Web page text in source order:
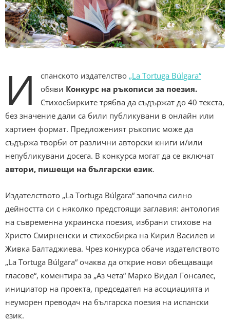
И спанското издателство „La Tortuga Búlgara“
обяви Конкурс на ръкописи за поезия.
Стихосбирките трябва да съдържат до 40 текста,
без значение дали са били публикувани в онлайн или
хартиен формат. Предложеният ръкопис може да
съдържа творби от различни авторски книги и/или
непубликувани досега. В конкурса могат да се включат
автори, пишещи на български език.
Издателството „La Tortuga Búlgara“ започва силно
дейността си с няколко предстоящи заглавия: антология
на съвременна украинска поезия, избрани стихове на
Христо Смирненски и стихосбирка на Кирил Василев и
Живка Балтаджиева. Чрез конкурса обаче издателството
„La Tortuga Búlgara“ очаква да открие нови обещаващи
гласове“, коментира за „Аз чета“ Марко Видал Гонсалес,
инициатор на проекта, председател на асоциацията и
неуморен преводач на българска поезия на испански
език.